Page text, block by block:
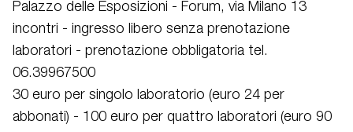
Palazzo delle Esposizioni - Forum, via Milano 13
incontri - ingresso libero senza prenotazione
laboratori - prenotazione obbligatoria tel.
06.39967500
30 euro per singolo laboratorio (euro 24 per
abbonati) - 100 euro per quattro laboratori (euro 90